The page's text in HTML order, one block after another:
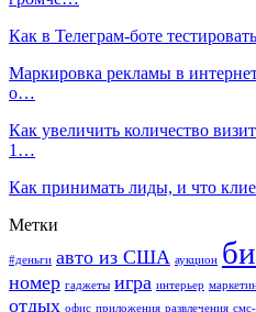
Как в Телеграм-боте
Маркировка рекламы в
о…
Как увеличить количество
1…
Как принимать лиды, и что
Метки
#деньги авто из США аукцион
номер гаджеты игра интерьер
отдых офис приложения развлечения